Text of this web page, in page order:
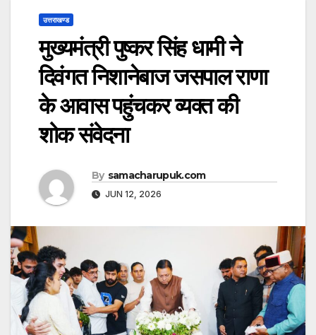
उत्तराखण्ड
मुख्यमंत्री पुष्कर सिंह धामी ने
दिवंगत निशानेबाज जसपाल राणा
के आवास पहुंचकर व्यक्त की
शोक संवेदना
By samacharupuk.com
JUN 12, 2026